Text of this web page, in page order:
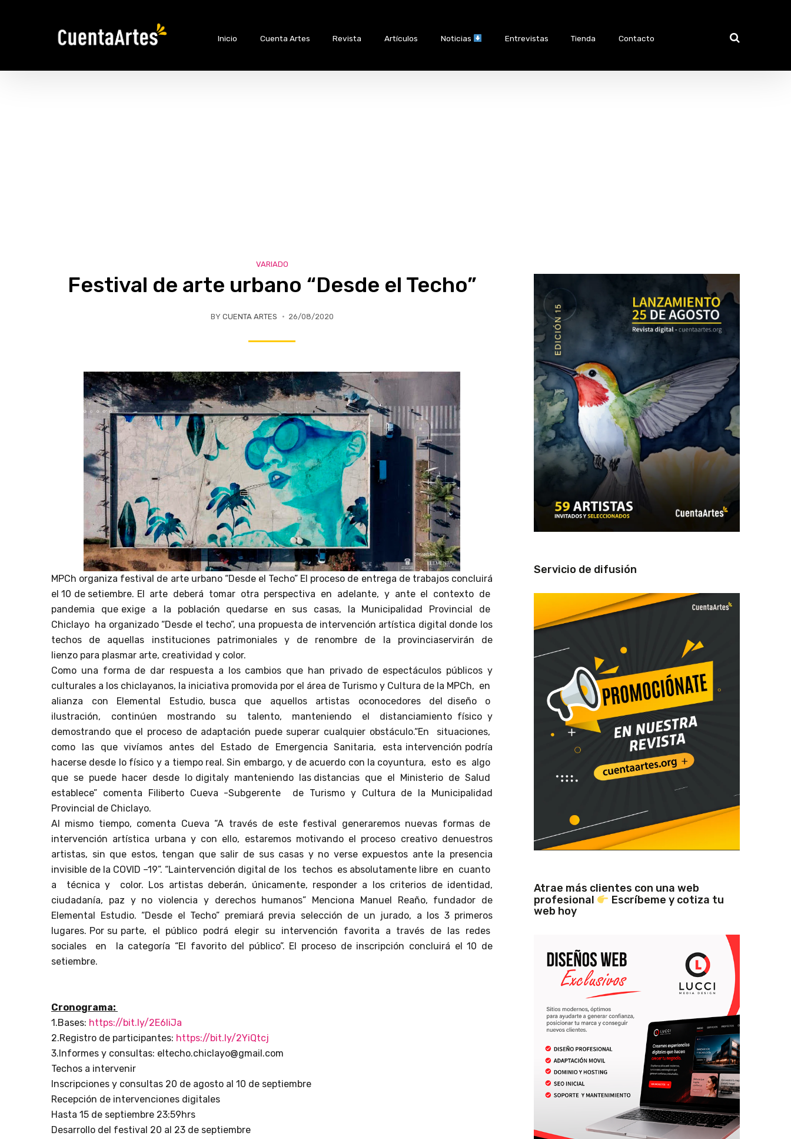
Inicio Cuenta Artes Revista Artículos Noticias Entrevistas Tienda Contacto
VARIADO
Festival de arte urbano “Desde el Techo”
BY CUENTA ARTES 26/08/2020
MPCh organiza festival de arte urbano “Desde el Techo” El proceso de entrega de trabajos concluirá
el 10 de setiembre. El arte deberá tomar otra perspectiva en adelante, y ante el contexto de
pandemia que exige a la población quedarse en sus casas, la Municipalidad Provincial de
Chiclayo ha organizado “Desde el techo”, una propuesta de intervención artística digital donde los
techos de aquellas instituciones patrimoniales y de renombre de la provinciaservirán de
lienzo para plasmar arte, creatividad y color.
Como una forma de dar respuesta a los cambios que han privado de espectáculos públicos y
culturales a los chiclayanos, la iniciativa promovida por el área de Turismo y Cultura de la MPCh, en
alianza con Elemental Estudio, busca que aquellos artistas oconocedores del diseño o
ilustración, continúen mostrando su talento, manteniendo el distanciamiento físico y
demostrando que el proceso de adaptación puede superar cualquier obstáculo.“En situaciones,
como las que vivíamos antes del Estado de Emergencia Sanitaria, esta intervención podría
hacerse desde lo físico y a tiempo real. Sin embargo, y de acuerdo con la coyuntura, esto es algo
que se puede hacer desde lo digitaly manteniendo las distancias que el Ministerio de Salud
establece” comenta Filiberto Cueva -Subgerente de Turismo y Cultura de la Municipalidad
Provincial de Chiclayo.
Al mismo tiempo, comenta Cueva “A través de este festival generaremos nuevas formas de
intervención artística urbana y con ello, estaremos motivando el proceso creativo denuestros
artistas, sin que estos, tengan que salir de sus casas y no verse expuestos ante la presencia
invisible de la COVID –19”. “Laintervención digital de los techos es absolutamente libre en cuanto
a técnica y color. Los artistas deberán, únicamente, responder a los criterios de identidad,
ciudadanía, paz y no violencia y derechos humanos” Menciona Manuel Reaño, fundador de
Elemental Estudio. “Desde el Techo” premiará previa selección de un jurado, a los 3 primeros
lugares. Por su parte, el público podrá elegir su intervención favorita a través de las redes
sociales en la categoría “El favorito del público”. El proceso de inscripción concluirá el 10 de
setiembre.
Cronograma:
1.Bases: https://bit.ly/2E6IiJa
2.Registro de participantes: https://bit.ly/2YiQtcj
3.Informes y consultas: eltecho.chiclayo@gmail.com
Techos a intervenir
Inscripciones y consultas 20 de agosto al 10 de septiembre
Recepción de intervenciones digitales
Hasta 15 de septiembre 23:59hrs
Desarrollo del festival 20 al 23 de septiembre
Servicio de difusión
Atrae más clientes con una web
profesional
Escríbeme y cotiza tu
web hoy